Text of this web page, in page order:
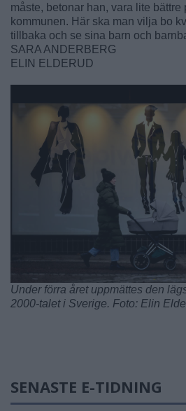
måste, betonar han, vara lite bättre
kommunen. Här ska man vilja bo
tillbaka och se sina barn och
SARA ANDERBERG
ELIN ELDERUD
Under förra året uppmättes den
2000-talet i Sverige. Foto: Elin
SENASTE E-TIDNING